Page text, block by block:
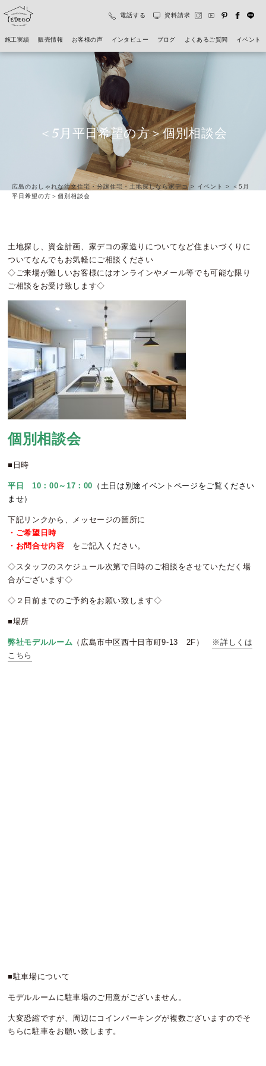
施工実績 販売情報 お客様の声 インタビュー ブログ よくあるご質問 イベント
電話する 資料請求
＜5月平日希望の方＞個別相談会
広島のおしゃれな注文住宅・分譲住宅・土地探しなら家デコ> イベント >
＜5月
平日希望の方＞個別相談会
土地探し、資金計画、家デコの家造りについてなど住まいづくりに
ついてなんでもお気軽にご相談ください
◇ご来場が難しいお客様にはオンラインやメール等でも可能な限り
ご相談をお受け致します◇
個別相談会
■日時
平日 10：00～17：00 （土日は別途イベントページをご覧ください
ませ）
下記リンクから、メッセージの箇所に
・ご希望日時
・お問合せ内容 をご記入ください。
◇スタッフのスケジュール次第で日時のご相談をさせていただく場
合がございます◇
◇２日前までのご予約をお願い致します◇
■場所
弊社モデルルーム （広島市中区西十日市町9-13 2F）
※詳しくは
こちら
■駐車場について
モデルルームに駐車場のご用意がございません。
大変恐縮ですが、周辺にコインパーキングが複数ございますのでそ
ちらに駐車をお願い致します。